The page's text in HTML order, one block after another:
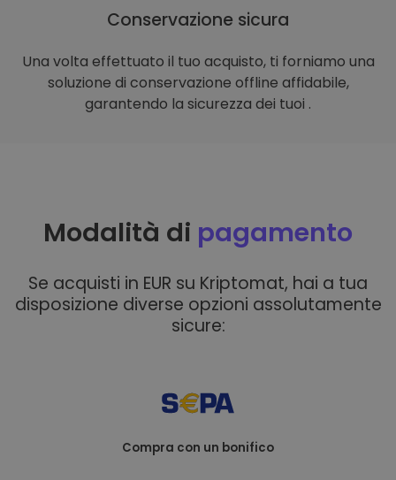
Conservazione sicura
Una volta effettuato il tuo acquisto, ti forniamo una
soluzione di conservazione offline affidabile,
garantendo la sicurezza dei tuoi .
Modalità di pagamento
Se acquisti in EUR su Kriptomat, hai a tua
disposizione diverse opzioni assolutamente
sicure:
Compra con un bonifico